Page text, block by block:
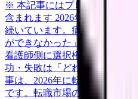
※ 本記事にはプロモーション
含まれます 2026年、看護師の
続いています。病院看護実態
ができなかった」病院は58.3%
看護師側に選択権がある有利
功・失敗は「どれだけ準備を
事は、2026年に転職を考えて
です。転職市場の最新動向か